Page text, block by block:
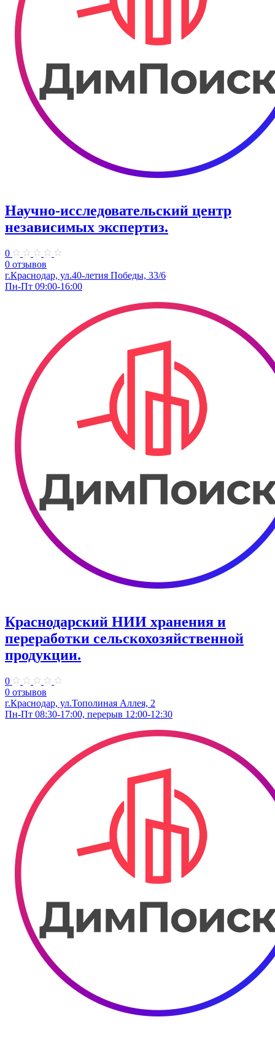
Научно-исследовательский центр
независимых экспертиз.
0
0 отзывов
г.Краснодар, ​ул.40-летия Победы, 33/6
Пн-Пт 09:00-16:00
Краснодарский НИИ хранения и
переработки сельскохозяйственной
продукции.
0
0 отзывов
г.Краснодар, ул.Тополиная Аллея, 2
Пн-Пт 08:30-17:00, перерыв 12:00-12:30